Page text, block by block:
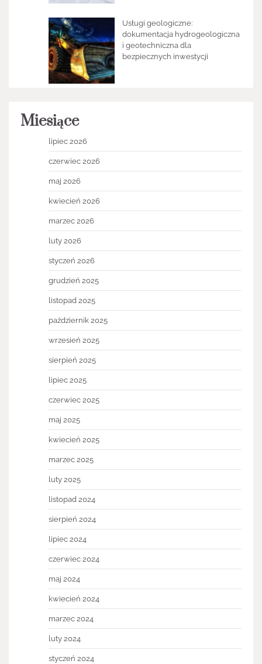
Usługi geologiczne:
dokumentacja hydrogeologiczna
i geotechniczna dla
bezpiecznych inwestycji
Miesiące
lipiec 2026
czerwiec 2026
maj 2026
kwiecień 2026
marzec 2026
luty 2026
styczeń 2026
grudzień 2025
listopad 2025
październik 2025
wrzesień 2025
sierpień 2025
lipiec 2025
czerwiec 2025
maj 2025
kwiecień 2025
marzec 2025
luty 2025
listopad 2024
sierpień 2024
lipiec 2024
czerwiec 2024
maj 2024
kwiecień 2024
marzec 2024
luty 2024
styczeń 2024